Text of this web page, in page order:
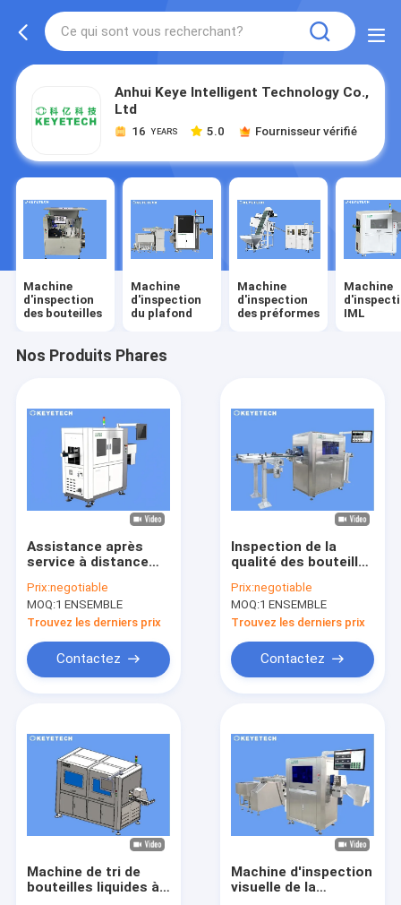
Anhui Keye Intelligent Technology Co.,
Ltd
16 YEARS 5.0 Fournisseur vérifié
Machine
d'inspection
des bouteilles
Machine
d'inspection
du plafond
Machine
d'inspection
des préformes
Machine
IML
Nos Produits Phares
Assistance après
service à distance
inspection de la
vision des bouteilles
de 200 cc
Prix:negotiable
MOQ:1 ENSEMBLE
Trouvez les derniers prix
Contactez
Inspection de la
qualité des bouteilles
l'aide de la vision
automatique
d'apprentissage en
Prix:negotiable
MOQ:1 ENSEMBLE
Trouvez les derniers prix
Contactez
Machine de tri de
bouteilles liquides à
Machine d'inspection
visuelle de la